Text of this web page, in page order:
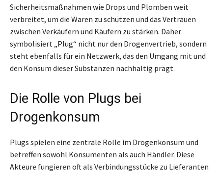
Sicherheitsmaßnahmen wie Drops und Plomben weit
verbreitet, um die Waren zu schützen und das Vertrauen
zwischen Verkäufern und Käufern zu stärken. Daher
symbolisiert „Plug“ nicht nur den Drogenvertrieb, sondern
steht ebenfalls für ein Netzwerk, das den Umgang mit und
den Konsum dieser Substanzen nachhaltig prägt.
Die Rolle von Plugs bei
Drogenkonsum
Plugs spielen eine zentrale Rolle im Drogenkonsum und
betreffen sowohl Konsumenten als auch Händler. Diese
Akteure fungieren oft als Verbindungsstücke zu Lieferanten